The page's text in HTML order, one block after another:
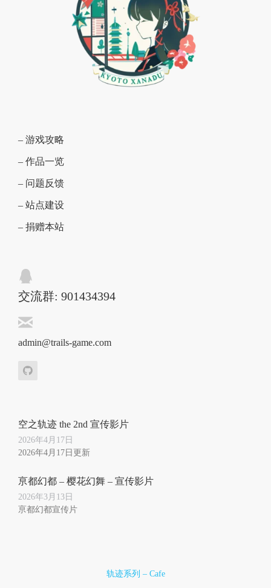
– 游戏攻略
– 作品一览
– 问题反馈
– 站点建设
– 捐赠本站
交流群: 901434394
admin@trails-game.com
空之轨迹 the 2nd 宣传影片
2026年4月17日
2026年4月17日更新
亰都幻都 – 樱花幻舞 – 宣传影片
2026年3月13日
亰都幻都宣传片
轨迹系列 – Cafe